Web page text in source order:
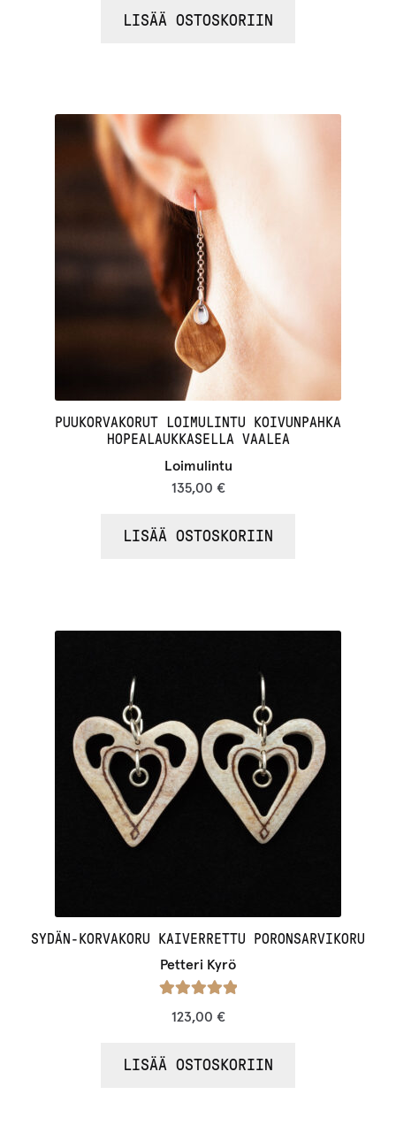
LISÄÄ OSTOSKORIIN
PUUKORVAKORUT LOIMULINTU KOIVUNPAHKA
HOPEALAUKKASELLA VAALEA
Loimulintu
135,00 €
LISÄÄ OSTOSKORIIN
SYDÄN-KORVAKORU KAIVERRETTU PORONSARVIKORU
Petteri Kyrö
123,00 €
LISÄÄ OSTOSKORIIN